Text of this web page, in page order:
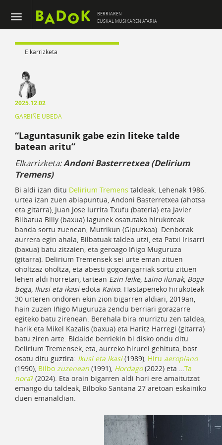
BERRIAREN
EUSKAL MUSIKAREN ATARIA
Elkarrizketa
2025.12.02
GARBIÑE UBEDA
“Laguntasunik gabe ezin liteke talde
batean aritu”
Elkarrizketa:Andoni Basterretxea (Delirium
Tremens)
Bi aldi izan ditu Delirium Tremens taldeak. Lehenak 1986.
urtea izan zuen abiapuntua, Andoni Basterretxea (ahotsa
eta gitarra), Juan Jose Iurrita Txufu (bateria) eta Javier
Bilbatua Billy (baxua) lagunek osatutako hirukoteak
banda sortu zuenean, Mutrikun (Gipuzkoa). Denborak
aurrera egin ahala, Bilbatuak taldea utzi, eta Patxi Irisarri
(baxua) batu zitzaien, eta geroago Iñigo Muguruza
(gitarra). Delirium Tremensek sei urte eman zituen
oholtzaz oholtza, eta abesti gogoangarriak sortu zituen
lehen aldi horretan, tartean Ezin leike, Laino ilunak, Boga
boga, Ikusi eta ikasiedota Kaixo. Hastapeneko hirukoteak
30 urteren ondoren ekin zion bigarren aldiari, 2019an,
hain zuzen Iñigo Muguruza zendu berriari gorazarre
egiteko batu zirenean. Berehala bira murriztu zen taldea,
harik eta Mikel Kazalis (baxua) eta Haritz Harregi (gitarra)
batu ziren arte. Bidaide berriekin bi disko ondu ditu
Delirium Tremensek, eta, aurreko hirurei gehituta, bost
osatu ditu guztira: Ikusi eta Ikasi(1989), Hiru aeroplano
(1990), Bilbo zuzenean (1991), Hordago(2022) eta …Ta
nora? (2024). Eta orain bigarren aldi hori ere amaitutzat
emango du taldeak, Bilboko Santana 27 aretoan eskainiko
duen emanaldian.